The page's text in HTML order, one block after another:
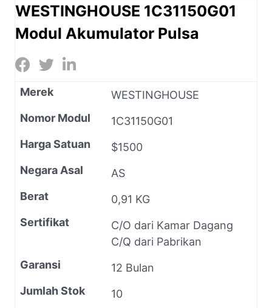
WESTINGHOUSE 1C31150G01
Modul Akumulator Pulsa
Merek
WESTINGHOUSE
Nomor Modul
1C31150G01
Harga Satuan
$1500
Negara Asal
AS
Berat
0,91 KG
Sertifikat
C/O dari Kamar Dagang
C/Q dari Pabrikan
Garansi
12 Bulan
Jumlah Stok
10